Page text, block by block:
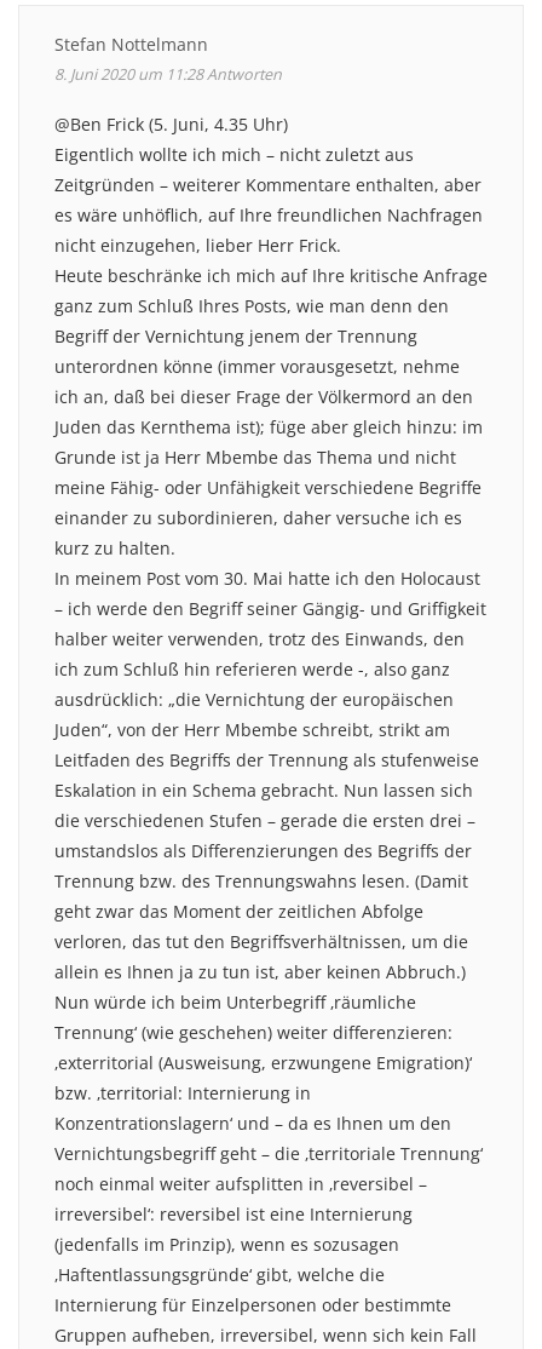
Stefan Nottelmann
8. Juni 2020 um 11:28Antworten
@Ben Frick (5. Juni, 4.35 Uhr)
Eigentlich wollte ich mich – nicht zuletzt aus
Zeitgründen – weiterer Kommentare enthalten, aber
es wäre unhöflich, auf Ihre freundlichen Nachfragen
nicht einzugehen, lieber Herr Frick.
Heute beschränke ich mich auf Ihre kritische Anfrage
ganz zum Schluß Ihres Posts, wie man denn den
Begriff der Vernichtung jenem der Trennung
unterordnen könne (immer vorausgesetzt, nehme
ich an, daß bei dieser Frage der Völkermord an den
Juden das Kernthema ist); füge aber gleich hinzu: im
Grunde ist ja Herr Mbembe das Thema und nicht
meine Fähig- oder Unfähigkeit verschiedene Begriffe
einander zu subordinieren, daher versuche ich es
kurz zu halten.
In meinem Post vom 30. Mai hatte ich den Holocaust
– ich werde den Begriff seiner Gängig- und Griffigkeit
halber weiter verwenden, trotz des Einwands, den
ich zum Schluß hin referieren werde -, also ganz
ausdrücklich: „die Vernichtung der europäischen
Juden“, von der Herr Mbembe schreibt, strikt am
Leitfaden des Begriffs der Trennung als stufenweise
Eskalation in ein Schema gebracht. Nun lassen sich
die verschiedenen Stufen – gerade die ersten drei –
umstandslos als Differenzierungen des Begriffs der
Trennung bzw. des Trennungswahns lesen. (Damit
geht zwar das Moment der zeitlichen Abfolge
verloren, das tut den Begriffsverhältnissen, um die
allein es Ihnen ja zu tun ist, aber keinen Abbruch.)
Nun würde ich beim Unterbegriff ‚räumliche
Trennung‘ (wie geschehen) weiter differenzieren:
‚exterritorial (Ausweisung, erzwungene Emigration)‘
bzw. ‚territorial: Internierung in
Konzentrationslagern‘ und – da es Ihnen um den
Vernichtungsbegriff geht – die ‚territoriale Trennung‘
noch einmal weiter aufsplitten in ‚reversibel –
irreversibel‘: reversibel ist eine Internierung
(jedenfalls im Prinzip), wenn es sozusagen
‚Haftentlassungsgründe‘ gibt, welche die
Internierung für Einzelpersonen oder bestimmte
Gruppen aufheben, irreversibel, wenn sich kein Fall